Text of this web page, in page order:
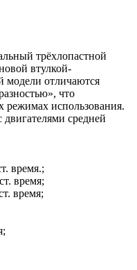
трёхлопастной
втулкой-
модели отличаются
что
режимах использования.
двигателями средней
время.;
время;
время;